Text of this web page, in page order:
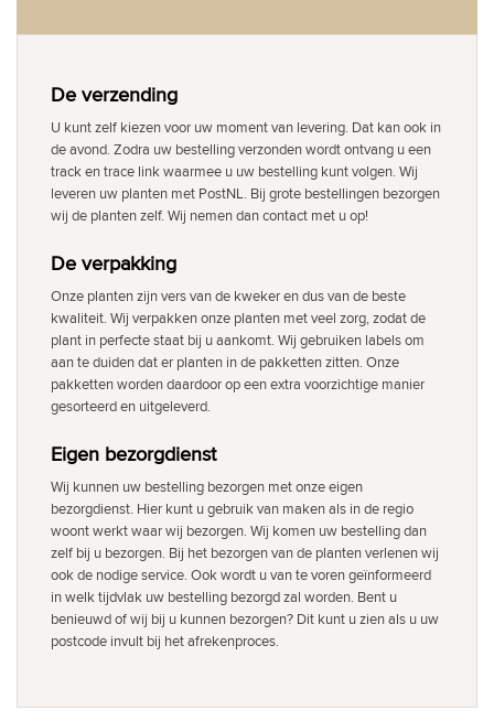
De verzending
U kunt zelf kiezen voor uw moment van levering. Dat kan ook in
de avond. Zodra uw bestelling verzonden wordt ontvang u een
track en trace link waarmee u uw bestelling kunt volgen. Wij
leveren uw planten met PostNL. Bij grote bestellingen bezorgen
wij de planten zelf. Wij nemen dan contact met u op!
De verpakking
Onze planten zijn vers van de kweker en dus van de beste
kwaliteit. Wij verpakken onze planten met veel zorg, zodat de
plant in perfecte staat bij u aankomt. Wij gebruiken labels om
aan te duiden dat er planten in de pakketten zitten. Onze
pakketten worden daardoor op een extra voorzichtige manier
gesorteerd en uitgeleverd.
Eigen bezorgdienst
Wij kunnen uw bestelling bezorgen met onze eigen
bezorgdienst. Hier kunt u gebruik van maken als in de regio
woont werkt waar wij bezorgen. Wij komen uw bestelling dan
zelf bij u bezorgen. Bij het bezorgen van de planten verlenen wij
ook de nodige service. Ook wordt u van te voren geïnformeerd
in welk tijdvlak uw bestelling bezorgd zal worden. Bent u
benieuwd of wij bij u kunnen bezorgen? Dit kunt u zien als u uw
postcode invult bij het afrekenproces.